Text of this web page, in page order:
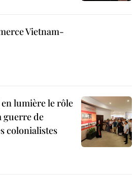
Vietnam-
lumière le rôle
guerre de
colonialistes